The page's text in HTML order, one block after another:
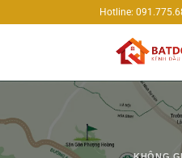
qua
Hotline: